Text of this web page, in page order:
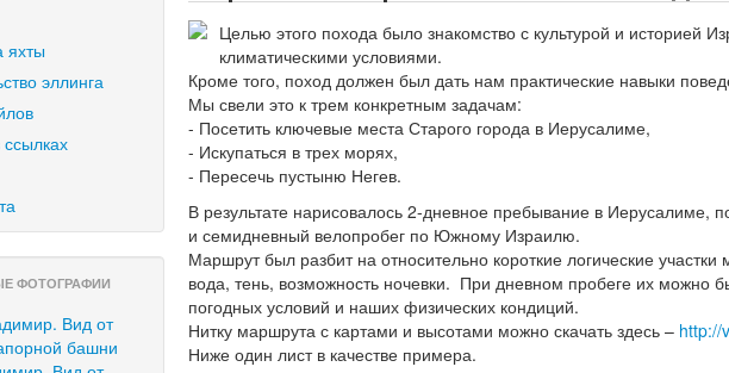
яхты
эллинга
ФОТОГРАФИИ
Целью этого похода было знакомство с культурой и историей
климатическими условиями.
Кроме того, поход должен был дать нам практические навыки
Мы свели это к трем конкретным задачам:
- Посетить ключевые места Старого города в Иерусалиме,
- Искупаться в трех морях,
- Пересечь пустыню Негев.
В результате нарисовалось 2-дневное пребывание в Иерусалиме,
и семидневный велопробег по Южному Израилю.
Маршрут был разбит на относительно короткие логические
вода, тень, возможность ночевки. При дневном пробеге их можно
погодных условий и наших физических кондиций.
Нитку маршрута с картами и высотами можно скачать здесь – http://
Ниже один лист в качестве примера.